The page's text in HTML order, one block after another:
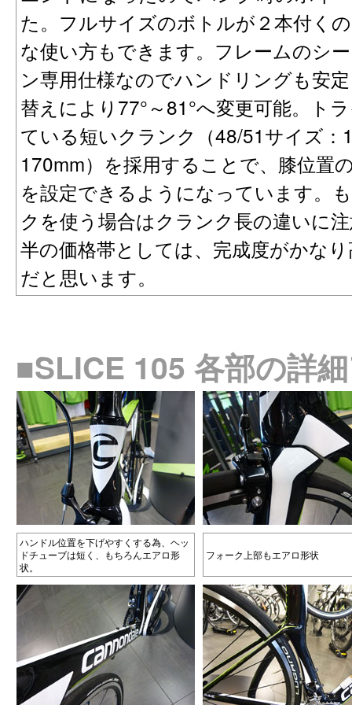
た。フルサイズのボトルが２本付く
な使い方もできます。フレームのシ
ン専用仕様なのでハンドリングも安
替えにより77°～81°へ変更可能。ト
ている短いクランク（48/51サイズ
170mm）を採用することで、膝位置
を設定できるようになっています。
クを使う場合はクランク長の違いに
半の価格帯としては、完成度がかな
だと思います。
■SLICE 105 各部の詳
ハンドル位置を下げやすくする為、ヘッ
ドチューブは短く、もちろんエアロ形
状。
フォーク上部もエアロ形状